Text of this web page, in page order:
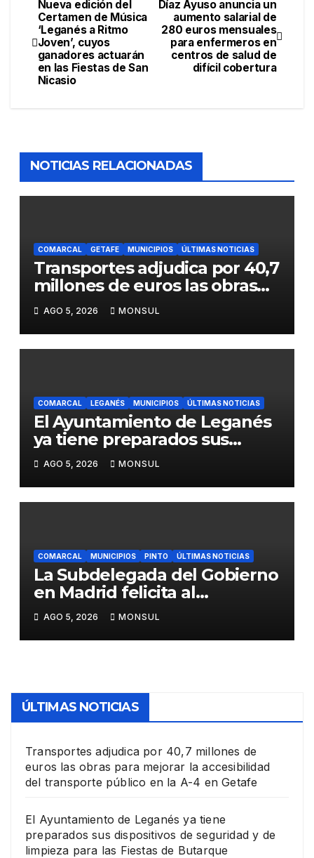
Díaz Ayuso anuncia un
aumento salarial de
280 euros mensuales
para enfermeros en
centros de salud de
difícil cobertura
Nueva edición del
Certamen de Música
‘Leganés a Ritmo
Joven’, cuyos
ganadores actuarán
en las Fiestas de San
Nicasio
NOTICIAS RELACIONADAS
COMARCAL GETAFE MUNICIPIOS ÚLTIMAS NOTICIAS
Transportes adjudica por 40,7
millones de euros las obras
para mejorar la accesibilidad
del transporte público en la
A-4 en Getafe
AGO 5, 2026 MONSUL
COMARCAL LEGANÉS MUNICIPIOS ÚLTIMAS NOTICIAS
El Ayuntamiento de Leganés
ya tiene preparados sus
dispositivos de seguridad y
de limpieza para las Fiestas
de Butarque
AGO 5, 2026 MONSUL
COMARCAL MUNICIPIOS PINTO ÚLTIMAS NOTICIAS
La Subdelegada del Gobierno
en Madrid felicita al
Ayuntamiento de Pinto por
su dispositivo de seguridad
en las Fiestas Patronales
AGO 5, 2026 MONSUL
ÚLTIMAS NOTICIAS
Transportes adjudica por 40,7 millones de
euros las obras para mejorar la accesibilidad
del transporte público en la A-4 en Getafe
El Ayuntamiento de Leganés ya tiene
preparados sus dispositivos de seguridad y de
limpieza para las Fiestas de Butarque